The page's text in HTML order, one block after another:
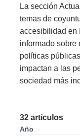
La sección
temas de
accesibilidad en
informado sobre
políticas
impactan a las
sociedad más
32 artículos
Año